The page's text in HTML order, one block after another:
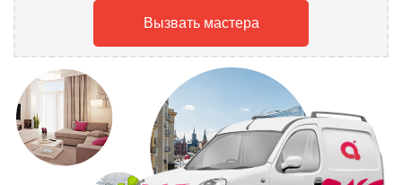
Вызвать мастера